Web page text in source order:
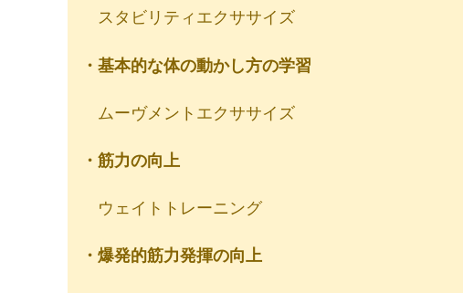
スタビリティエクササイズ
・基本的な体の動かし方の学習
ムーヴメントエクササイズ
・筋力の向上
ウェイトトレーニング
・爆発的筋力発揮の向上